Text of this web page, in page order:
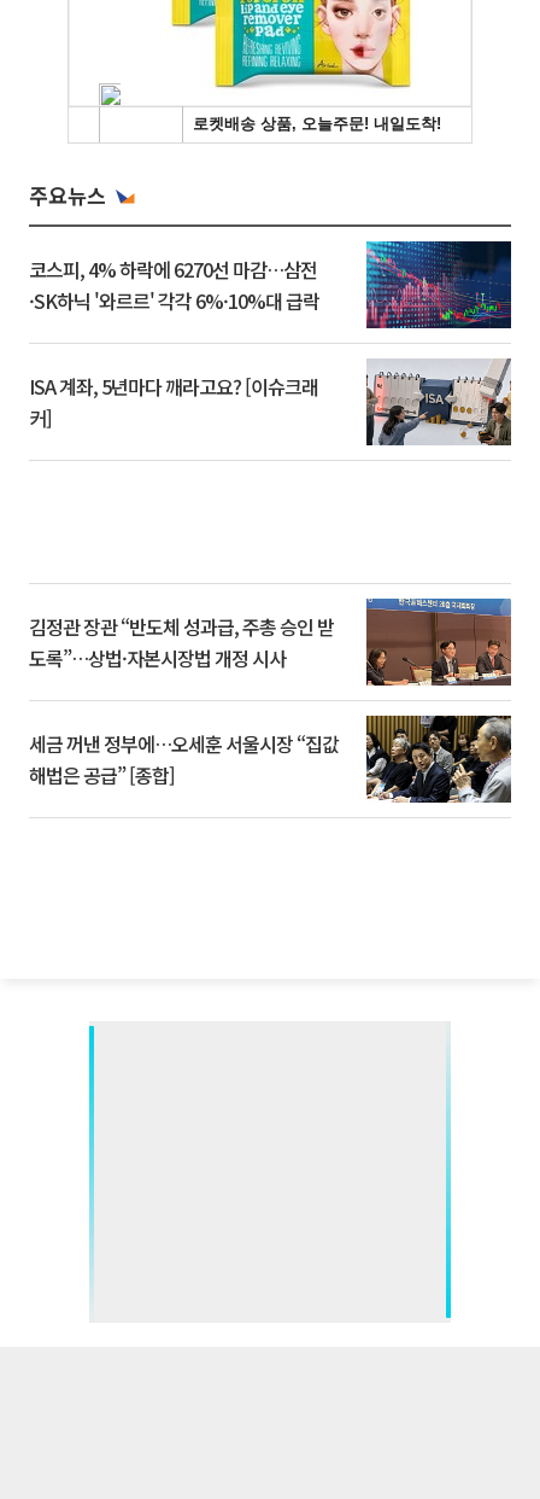
주요뉴스
코스피, 4% 하락에 6270선 마감…삼전
·SK하닉 '와르르' 각각 6%·10%대 급락
ISA 계좌, 5년마다 깨라고요? [이슈크래
커]
김정관 장관 “반도체 성과급, 주총 승인 받
도록”…상법·자본시장법 개정 시사
세금 꺼낸 정부에…오세훈 서울시장 “집값
해법은 공급” [종합]